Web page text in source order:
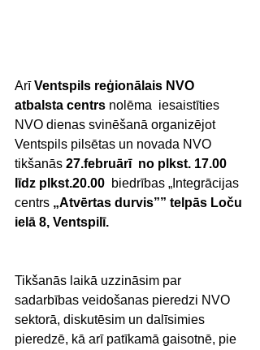
Arī Ventspils reģionālais NVO
atbalsta centrs nolēma  iesaistīties
NVO dienas svinēšanā organizējot
Ventspils pilsētas un novada NVO
tikšanās 27.februārī  no plkst. 17.00
līdz plkst.20.00
  biedrības „Integrācijas
centrs „Atvērtas durvis”” telpās Loču
ielā 8, Ventspilī.
Tikšanās laikā uzzināsim par
sadarbības veidošanas pieredzi NVO
sektorā, diskutēsim un dalīsimies
pieredzē, kā arī patīkamā gaisotnē, pie